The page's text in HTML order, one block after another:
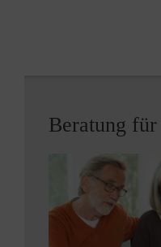
menschen-mit-
Beratung